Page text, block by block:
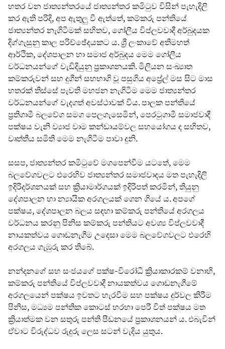
හතර වන ජාත්‍යන්තරයේ ජාත්‍යන්තර කමිටුව විසින් පැහැදිලි
කර ඇති පරිදි, අප ඇතුලු වී ඇත්තේ, කම්කරු පන්තියේ
ජාත්‍යන්තර නැගිටීමක් සහිතව, ගෝලීය විප්ලවවාදී අර්බුදයක
දිග්ගැසුනු කාල පරිච්ඡේදයකට ය. ශ්‍රී ලංකාවේ අතිමහත්
ආර්ථික, දේශපාලන හා සමාජ අර්බුදය මෙම ගෝලීය
වර්ධනයන්ගේ වැඩිදියුනු ප්‍රකාශනයකි. මිලියන සංඛ්‍යාත
කම්කරුවන් සහ දුගීන් සහභාගි වූ පසුගිය අප්‍රේල් මස සිට මාස
හතරක් තිස්සේ පැවති මහජන නැගිටීම මෙම ජාත්‍යන්තර
වර්ධනයන්ගේ වැදගත් අවස්ථාවක් විය. පාලක පන්තියේ
ප්‍රතිගාමී බලවේග සමග පෙලගැසෙමින්, පෙරටුගාමී සමාජවාදී
පක්ෂය වැනි ව්‍යාජ වාම කන්ඩායම්වල සහයෝගය ද සහිතව,
වෘත්තීය සමිති මෙම නැගිටීම පාවා දුනි.
සසප, ජාත්‍යන්තර කමිටුවේ මගපෙන්වීම යටතේ, මෙම
බලවේගවලට එරෙහිව ජාත්‍යන්තර සමාජවාදය මත පැහැදිලි
ඉදිරිදර්ශනයක් සහ ක්‍රියාමාර්ගයක් ඉදිරිපත් කරමින්, තියුනු
දේශපාලන හා න්‍යායික අරගලයක් ගෙන ගියේ ය. අපගේ
පක්ෂය, දේශපාලන බලය සඳහා කම්කරු පන්තියේ අරගලය
වර්ධනය කරනු පිනිස කම්කරු පන්තියට අවශ්‍ය විප්ලවවාදී
නායකත්වය ගොඩනැගීම උදෙසා මෙම බලවේගවලට එරෙහි
අරගලය ගැඹුරු කර තිබේ.
නන්දනගේ සහ සංජයගේ පක්ෂ-විරෝධී ක්‍රියාකාරකම් වනාහි,
කම්කරු පන්තියේ විප්ලවවාදී නායකත්වය ගොඩනැගීමේ
අරගලයෙන් පක්ෂය ඉවතට හැරවීම සහ පක්ෂය දුර්වල කිරීම
පිනිස, මධ්‍යම පන්තික කොටස් හරහා පෙරී විත් පක්ෂය මත
ක්‍රියාත්මක වන සතුරු පන්ති පීඩනයේ ප්‍රකාශනයන් ය. එබැවින්
ඒවාට විරුද්ධව රුදුරු ලෙස සටන් වැදිය යුතුය.